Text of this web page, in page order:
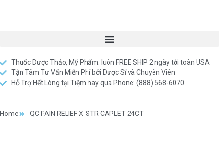
Thuốc Dược Thảo, Mỹ Phẩm: luôn FREE SHIP 2 ngày tới toàn USA
Tận Tâm Tư Vấn Miễn Phí bởi Dược Sĩ và Chuyên Viên
Hỗ Trợ Hết Lòng tại Tiệm hay qua Phone: (888) 568-6070
Home QC PAIN RELIEF X-STR CAPLET 24CT